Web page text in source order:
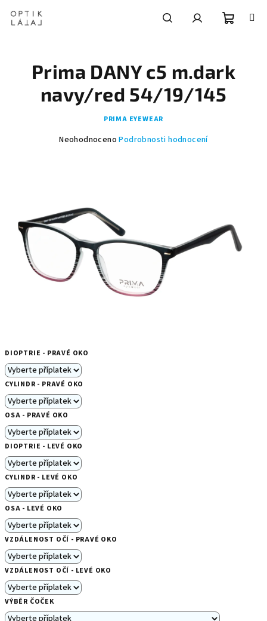
obsah
košík
DIOPTRIE - PRAVÉ OKO
CYLINDR - PRAVÉ OKO
OSA - PRAVÉ OKO
DIOPTRIE - LEVÉ OKO
CYLINDR - LEVÉ OKO
OSA - LEVÉ OKO
VZDÁLENOST OČÍ - PRAVÉ OKO
VZDÁLENOST OČÍ - LEVÉ OKO
VÝBĚR ČOČEK
Prima DANY c5 m.dark
navy/red 54/19/145
PRIMA EYEWEAR
Průměrné
5
hvězdiček.
Neohodnoceno Podrobnosti hodnocení